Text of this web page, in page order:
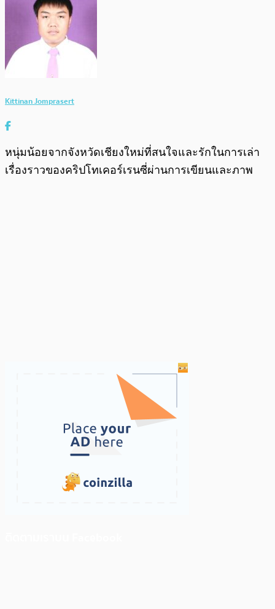
Kittinan Jomprasert
หนุ่มน้อยจากจังหวัดเชียงใหม่ที่สนใจและรักในการเล่า
เรื่องราวของคริปโทเคอร์เรนซี่ผ่านการเขียนและภาพ